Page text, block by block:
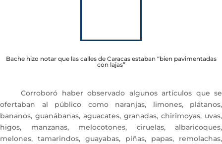
Bache hizo notar que las calles de Caracas estaban “bien pavimentadas
con lajas”
Corroboró haber observado algunos artículos que se
ofertaban al público como naranjas, limones, plátanos,
bananos, guanábanas, aguacates, granadas, chirimoyas, uvas,
higos, manzanas, melocotones, ciruelas, albaricoques,
melones, tamarindos, guayabas, piñas, papas, remolachas,